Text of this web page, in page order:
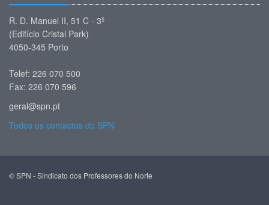
R. D. Manuel II, 51 C - 3º
(Edifício Cristal Park)
4050-345 Porto
Telef: 226 070 500
Fax: 226 070 596
geral@spn.pt
Todos os contactos do SPN
© SPN - Sindicato dos Professores do Norte